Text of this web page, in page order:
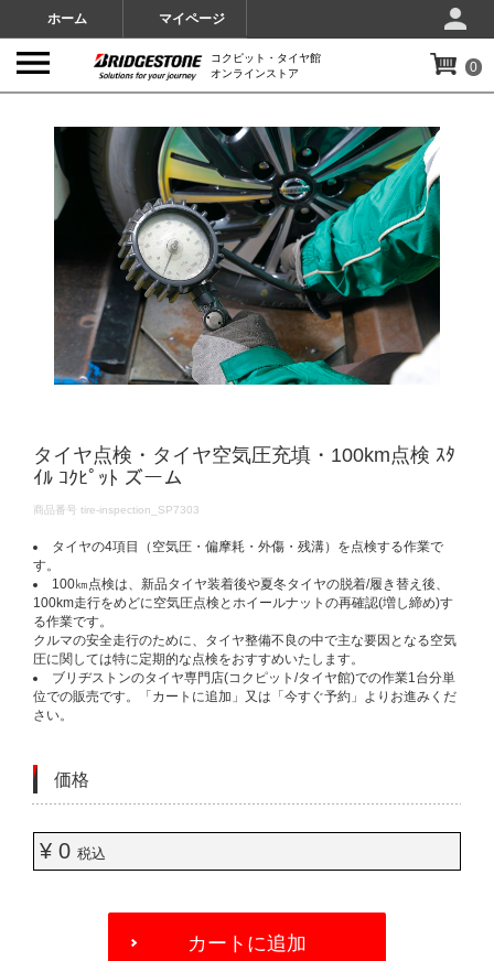
ホーム マイページ
コクピット・タイヤ館
オンラインストア
0
タイヤ点検・タイヤ空気圧充填・100km点検 ｽﾀ
ｲﾙ ｺｸﾋﾟｯﾄ ズーム
DETAILS
商品番号 tire-inspection_SP7303
タイヤの4項目（空気圧・偏摩耗・外傷・残溝）を点検する作業で
す。​
100㎞点検は、新品タイヤ装着後や夏冬タイヤの脱着/履き替え後、
100km走行をめどに空気圧点検とホイールナットの再確認(増し締め)す
る作業です。​
クルマの安全走行のために、タイヤ整備不良の中で主な要因となる空気
圧に関しては特に定期的な点検をおすすめいたします。​
ブリヂストンのタイヤ専門店(コクピット/タイヤ館)での作業1台分単
位での販売です。「カートに追加」又は「今すぐ予約」よりお進みくだ
さい。​
価格
¥ 0 税込
カートに追加